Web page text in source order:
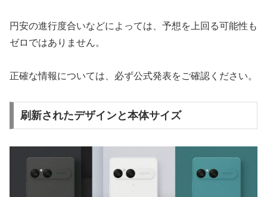
円安の進行度合いなどによっては、予想を上回る可能性も
ゼロではありません。
正確な情報については、必ず公式発表をご確認ください。
刷新されたデザインと本体サイズ